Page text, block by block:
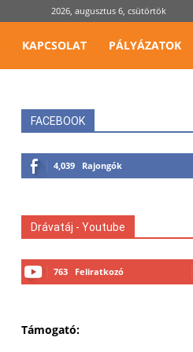
2026, augusztus 6, csütörtök
KAPCSOLAT PÁLYÁZATOK
FACEBOOK
4,039 Rajongók
Drávatáj - Youtube
763 Feliratkozó
Támogató: